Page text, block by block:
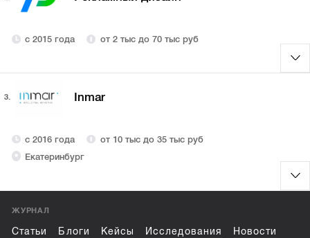
с 2015 года от 2 тыс до 70 тыс руб
3. Inmar
с 2016 года
от 10 тыс до 35 тыс руб
Екатеринбург
ЖУРНАЛ
Статьи Блоги Кейсы Исследования Новости